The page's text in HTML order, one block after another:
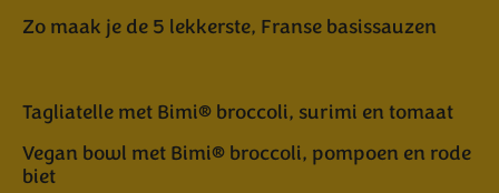
Zo maak je de 5 lekkerste, Franse basissauzen
Tagliatelle met Bimi® broccoli, surimi en tomaat
Vegan bowl met Bimi® broccoli, pompoen en rode
biet